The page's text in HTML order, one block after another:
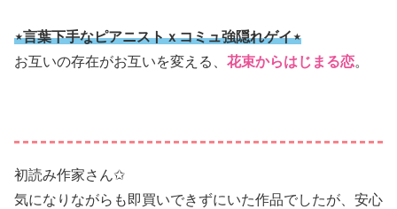
⋆言葉下手なピアニストｘコミュ強隠れゲイ⋆
お互いの存在がお互いを変える、 花束からはじまる恋。
初読み作家さん✩
気になりながらも即買いできずにいた作品でしたが、安心